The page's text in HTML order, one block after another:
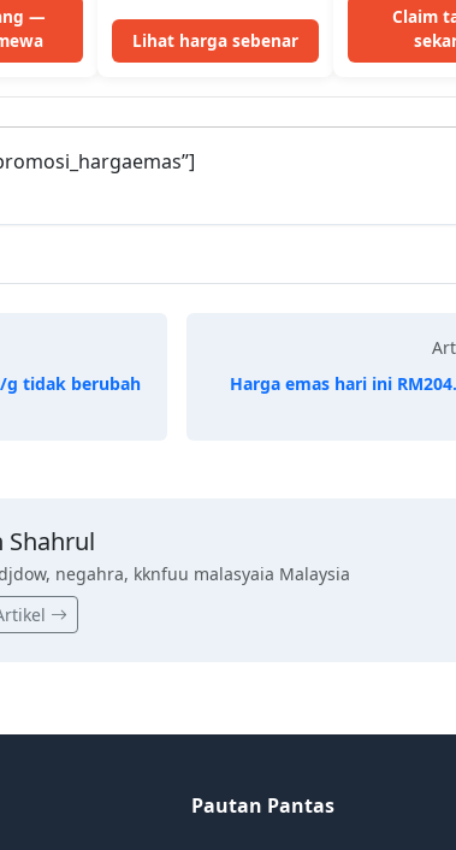
—
Lihat harga sebenar
Claim
g tidak berubah
Harga emas hari ini
Shahrul
negahra, kknfuu malasyaia Malaysia
Pautan Pantas